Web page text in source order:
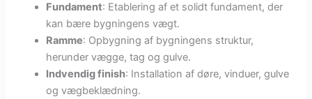
Fundament: Etablering af et solidt fundament, der
kan bære bygningens vægt.
Ramme: Opbygning af bygningens struktur,
herunder vægge, tag og gulve.
Indvendig finish: Installation af døre, vinduer, gulve
og vægbeklædning.